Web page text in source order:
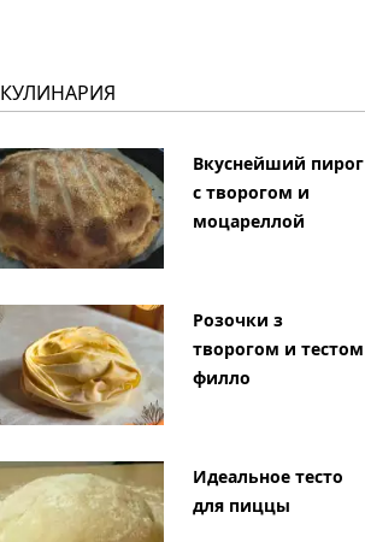
КУЛИНАРИЯ
Вкуснейший пирог
с творогом и
моцареллой
Розочки з
творогом и тестом
филло
Идеальное тесто
для пиццы